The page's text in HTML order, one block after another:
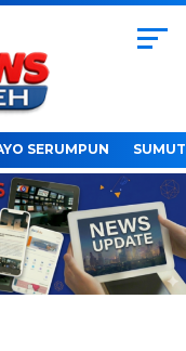
SERUMPUN SUMUT